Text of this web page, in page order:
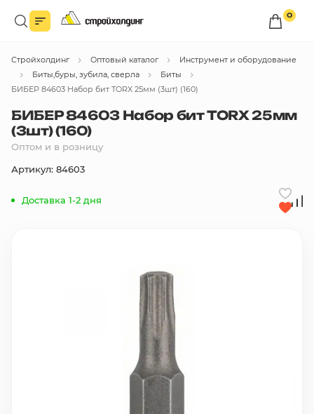
0
Войдите в личный кабинет
Вы сможете оформлять заказы по оптовым ценам.
Каталог товаров
10 000 ₽
Минимальный заказ
Стройхолдинг Оптовый каталог
Инструмент и оборудование
Биты,буры, зубила, сверла
Биты
БИБЕР 84603 Набор бит TORX 25мм (3шт) (160)
БИБЕР 84603 Набор бит TORX 25мм
(3шт) (160)
Оптом и в розницу
Артикул: 84603
Доставка 1-2 дня